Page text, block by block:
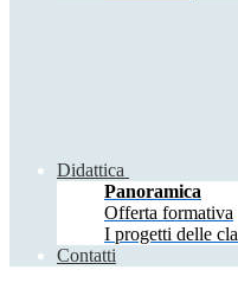
Didattica
Panoramica
Offerta formativa
I progetti delle
Contatti